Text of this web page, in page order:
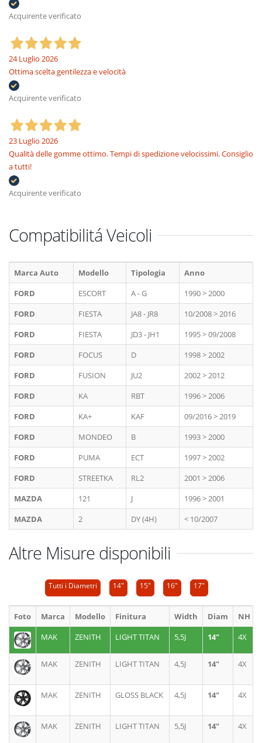
Acquirente verificato
24 Luglio 2026
Ottima scelta gentilezza e velocità
Acquirente verificato
23 Luglio 2026
Qualità delle gomme ottimo. Tempi di spedizione velocissimi. Consiglio
a tutti!
Acquirente verificato
Compatibilitá Veicoli
Marca Auto Modello Tipologia
Anno
FORD
ESCORT A - G
1990 > 2000
FORD
FIESTA JA8 - JR8
10/2008 > 2016
FORD
FIESTA JD3 - JH1
1995 > 09/2008
FORD
FOCUS D
1998 > 2002
FORD
FUSION JU2
2002 > 2012
FORD
KA RBT
1996 > 2006
FORD
KA+ KAF
09/2016 > 2019
FORD
MONDEO B
1993 > 2000
FORD
PUMA ECT
1997 > 2002
FORD
STREETKA RL2
2001 > 2006
MAZDA
121 J
1996 > 2001
MAZDA
2 DY (4H) < 10/2007
Altre Misure disponibili
Tutti i Diametri 14" 15" 16" 17"
Foto Marca Modello Finitura Width Diam NH
MAK
ZENITH LIGHT TITAN 5,5J 14" 4X
MAK ZENITH LIGHT TITAN 4,5J 14" 4X
MAK ZENITH GLOSS BLACK 4,5J 14" 4X
MAK ZENITH LIGHT TITAN 5,5J 14" 4X